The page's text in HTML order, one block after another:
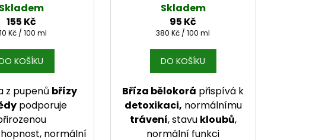
Skladem
155 Kč
cena:
Kč / 100 ml
KOŠÍKU
z pupenů břízy
podporuje
normální
Skladem
95 Kč
Měrná cena:
380 Kč / 100 ml
DO KOŠÍKU
Bříza bělokorá přispívá k
detoxikaci, normálnímu
trávení, stavu kloubů,
normální funkci